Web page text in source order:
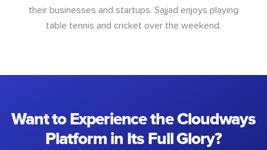
their businesses and startups. Sajjad enjoys playing
table tennis and cricket over the weekend.
Want to Experience the Cloudways
Platform in Its Full Glory?